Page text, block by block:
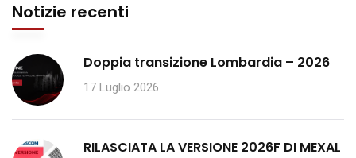
Notizie recenti
Doppia transizione Lombardia – 2026
17 Luglio 2026
RILASCIATA LA VERSIONE 2026F DI MEXAL